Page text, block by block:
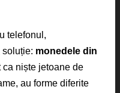
telefonul,
soluție: monedele din
ca niște jetoane de
au forme diferite